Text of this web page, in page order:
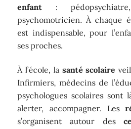
enfant : pédopsychiatre,
psychomotricien. À chaque
est indispensable, pour
ses proches.
À l’école, la santé scolaire
Infirmiers, médecins de
psychologues scolaires sont
alerter, accompagner. Les
s’organisent autour des